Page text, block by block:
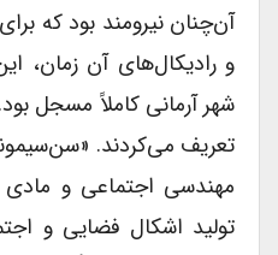
آن‌چنان نیرومند بود که
و رادیکال‌های آن زمان،
شهر آرمانی کاملاً مسجل بود.
تعریف می‌کردند.
مهندسی اجتماعی و مادی
تولید اشکال فضایی و